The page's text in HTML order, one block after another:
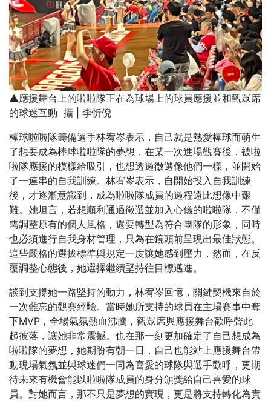
▲應援舞台上的啦啦隊正在為球場上的球員應援並和觀眾席
的球迷互動 攝 | 李忻倪
棒球啦啦隊籌備選手林宥岑表示，自己就是熱愛棒球而萌生
了想要成為棒球啦啦隊的夢想，在某一次進場觀賽後，被啦
啦隊應援的模樣給吸引，也想透過徵選像他們一樣，並開始
了一連串的自我訓練。林宥岑表示，自開始投入自我訓練
後，才逐漸意識到，成為啦啦隊成員的過程遠比想像中艱
難。她坦言，若想順利通過徵選並加入心儀的啦啦隊，不僅
需調整原有的個人風格，還要轉型為符合團隊的形象，同時
也必須進行自我身材管理，只為在鏡頭前呈現出最佳狀態。
這些嚴格的選拔標準與規定一度讓她感到壓力，然而，在反
覆調整心態後，她選擇繼續堅持往目標邁進。
談到支撐她一路堅持的動力，林宥岑回憶，關鍵契機來自於
一次難忘的觀賽經驗。當時她所支持的球員在主場賽事中奪
下MVP，全場氣氛熱血沸騰，觀眾席與應援舞台歡呼聲此
起彼落，讓她非常震撼。也在那一刻更加確定了自己想成為
啦啦隊的夢想，她期盼有朝一日，自己也能站上應援舞台帶
動現場氣氛並與球迷們一同為喜愛的球隊與選手歡呼，更期
待未來有機會能以啦啦隊成員的身分頒獎給自己喜愛的球
員。對她而言，那不只是夢想的實現，更是將支持轉化為實